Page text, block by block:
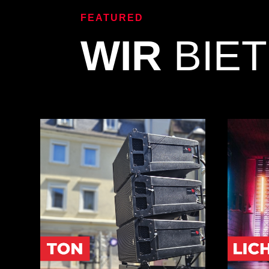
FEATURED
WIR